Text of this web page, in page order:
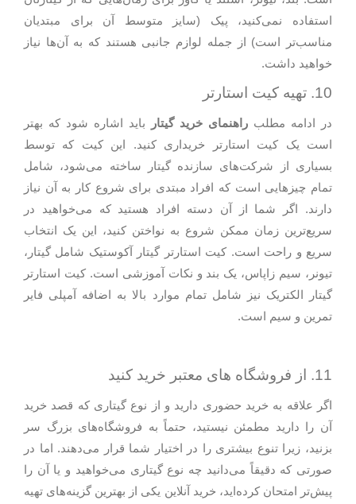
استفاده نمی‌کنید، پیک (سایز متوسط آن برای مبتدیان
مناسب‌تر است) از جمله لوازم جانبی هستند که به آن‌ها نیاز
خواهید داشت.
10. تهیه کیت استارتر
در ادامه مطلب راهنمای خرید گیتار
باید اشاره شود که بهتر
است یک کیت استارتر خریداری کنید. این کیت که توسط
بسیاری از شرکت‌های سازنده گیتار ساخته می‌شود، شامل
تمام چیزهایی است که افراد مبتدی برای شروع کار به آن نیاز
دارند. اگر شما از آن دسته افراد هستید که می‌خواهید در
سریع‌ترین زمان ممکن شروع به نواختن کنید، این یک انتخاب
سریع و راحت است. کیت استارتر گیتار آکوستیک شامل گیتار،
تیونر، سیم زاپاس، یک بند و نکات آموزشی است. کیت استارتر
گیتار الکتریک نیز شامل تمام موارد بالا به اضافه آمپلی فایر
تمرین و سیم است.
11. از فروشگاه‌ های معتبر خرید کنید
اگر علاقه به خرید حضوری دارید و از نوع گیتاری که قصد خرید
آن را دارید مطمئن نیستید، حتماً به فروشگاه‌های بزرگ سر
بزنید، زیرا تنوع بیشتری را در اختیار شما قرار می‌دهند. اما در
صورتی که دقیقاً می‌دانید چه نوع گیتاری می‌خواهید و یا آن را
پیش‌تر امتحان کرده‌اید، خرید آنلاین یکی از بهترین گزینه‌های تهیه